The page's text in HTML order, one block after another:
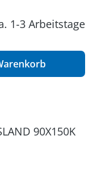
1-3 Arbeitstage
90X150K